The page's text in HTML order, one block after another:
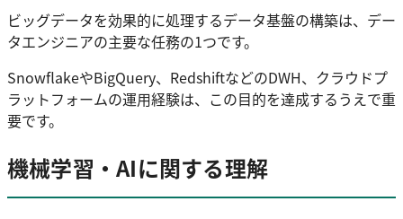
ビッグデータを効果的に処理するデータ基盤の構築は、デー
タエンジニアの主要な任務の1つです。
SnowflakeやBigQuery、RedshiftなどのDWH、クラウドプ
ラットフォームの運用経験は、この目的を達成するうえで重
要です。
機械学習・AIに関する理解